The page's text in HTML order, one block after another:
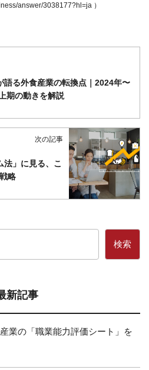
answer/3038177?hl=ja ）
語る外食産業の転換点｜2024年〜
期の動きを解説
次の記事
法」に見る、こ
略
検索
新記事
業の「職業能力評価シート」を